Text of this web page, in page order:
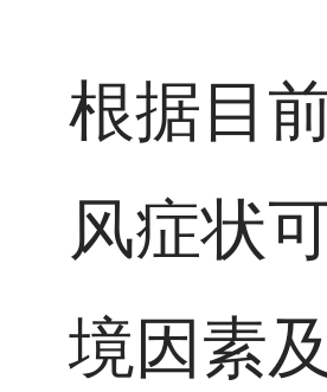
根据目
风症状
境因素